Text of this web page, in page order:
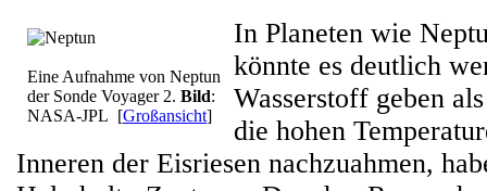
Eine Aufnahme von Neptun
der Sonde Voyager 2. Bild:
NASA-JPL [Großansicht]
In Planeten wie
könnte es deutlich
Wasserstoff geben
die hohen
Inneren der Eisriesen nachzuahmen,